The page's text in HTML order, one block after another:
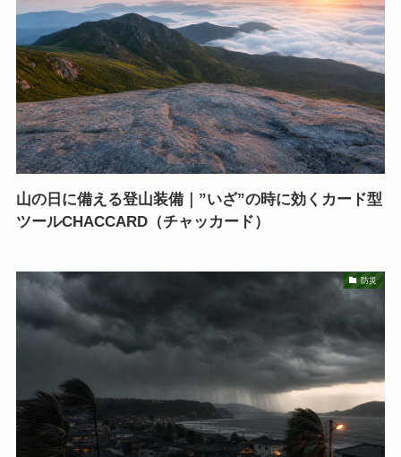
山の日に備える登山装備｜”いざ”の時に効くカード型
ツールCHACCARD（チャッカード）
防災